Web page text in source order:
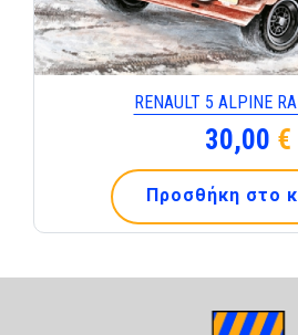
RENAULT 5 ALPINE
30,00 €
Προσθήκη στο